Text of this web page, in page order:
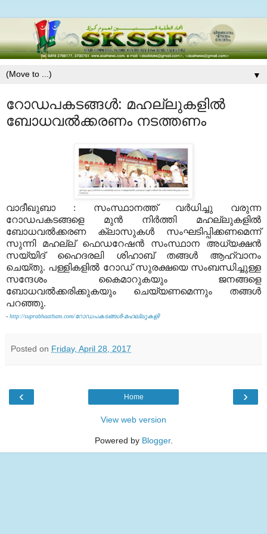
▼
റോഡപകടങ്ങള്‍: മഹല്ലുകളില്‍
ബോധവല്‍ക്കരണം നടത്തണം
വാദീഖുബാ : സംസ്ഥാനത്ത് വര്‍ധിച്ചു വരുന്ന
റോഡപകടങ്ങളെ മുന്‍ നിര്‍ത്തി മഹല്ലുകളില്‍
ബോധവല്‍ക്കരണ ക്ലാസുകള്‍ സംഘടിപ്പിക്കണമെന്ന്
സുന്നി മഹല്ല് ഫെഡറേഷന്‍ സംസ്ഥാന അധ്യക്ഷന്‍
സയ്യിദ് ഹൈദരലി ശിഹാബ് തങ്ങള്‍ ആഹ്വാനം
ചെയ്തു. പള്ളികളില്‍ റോഡ് സുരക്ഷയെ സംബന്ധിച്ചുള്ള
സന്ദേശം കൈമാറുകയും ജനങ്ങളെ
ബോധവല്‍ക്കരിക്കുകയും ചെയ്യണമെന്നും തങ്ങള്‍
പറഞ്ഞു.
- http://suprabhaatham.com/റോഡപകടങ്ങള്‍-മഹല്ലുകളി/
Posted on Friday, April 28, 2017
‹ ›
Home
View web version
Powered by Blogger.